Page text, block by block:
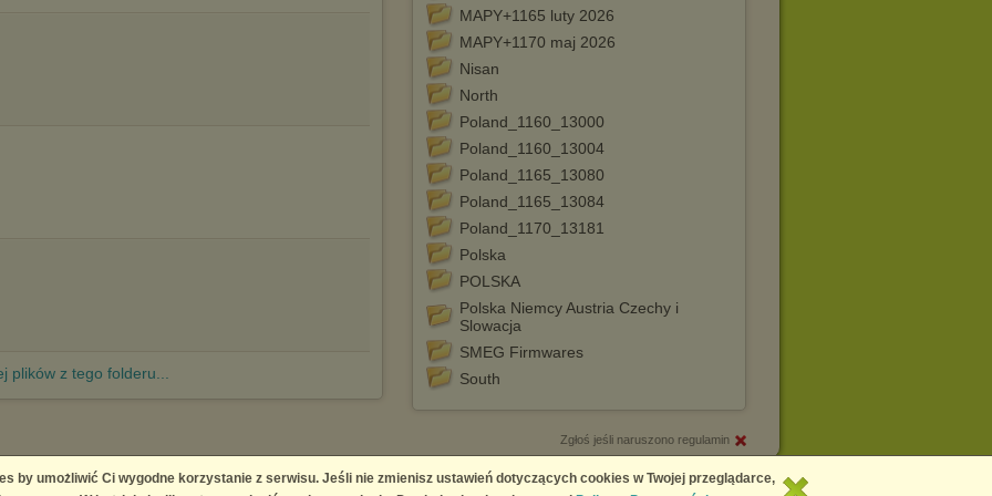
MAPY+1165 luty 2026
MAPY+1170 maj 2026
Nisan
North
Poland_1160_13000
Poland_1160_13004
Poland_1165_13080
Poland_1165_13084
Poland_1170_13181
Polska
POLSKA
Polska Niemcy Austria Czechy i
Slowacja
SMEG Firmwares
South
plików z tego folderu...
Zgłoś jeśli naruszono regulamin
Copyright © 2026Chomikuj.pl
by umożliwić Ci wygodne korzystanie z serwisu. Jeśli nie zmienisz ustawień dotyczących cookies w Twojej przeglądarce,